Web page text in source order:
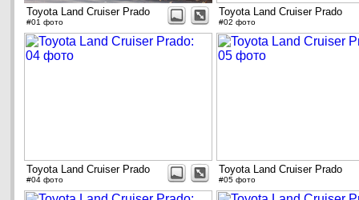
Toyota Land Cruiser Prado
#01 фото
Toyota Land Cruiser Prado
#02 фото
Toyota Land Cruiser Prado
#04 фото
Toyota Land Cruiser Prado
#05 фото